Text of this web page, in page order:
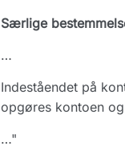
Særlige
…
Indeståendet på
opgøres kontoen
…"